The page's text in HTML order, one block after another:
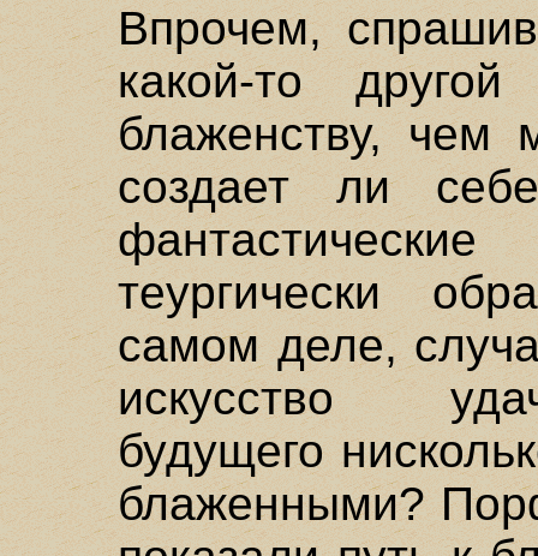
Впрочем,
какой-то
блаженству, чем
создает ли
теургически
самом деле,
искусство
будущего
блаженными?